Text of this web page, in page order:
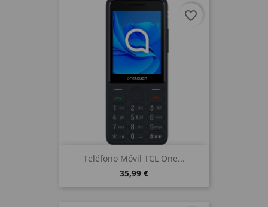
Teléfono Móvil TCL One...
35,99 €
favorite_border